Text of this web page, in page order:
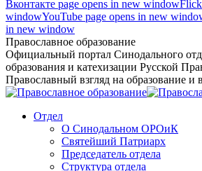
Вконтакте page opens in new window
windowYouTube page opens in new
in new window
Православное образование
Официальный портал Синодального
образования и катехизации Русской
Православный взгляд на образование и
Отдел
О Синодальном ОРОиК
Святейший Патриарх
Председатель отдела
Структура отдела